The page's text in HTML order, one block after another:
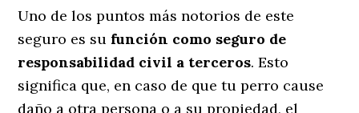
Uno de los puntos más notorios de este
seguro es su función como seguro de
responsabilidad civil a terceros. Esto
significa que, en caso de que tu perro cause
daño a otra persona o a su propiedad, el